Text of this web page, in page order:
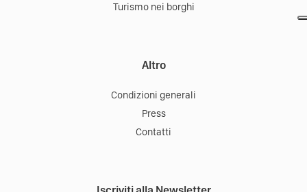
Turismo nei borghi
Altro
Condizioni generali
Press
Contatti